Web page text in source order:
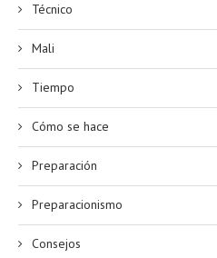
Técnico
Mali
Tiempo
Cómo se hace
Preparación
Preparacionismo
Consejos